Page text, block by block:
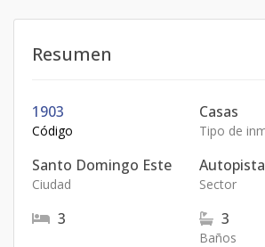
Resumen
1903
Código
Casas
Tipo de
Santo Domingo Este
Ciudad Sector
3 3
Baños